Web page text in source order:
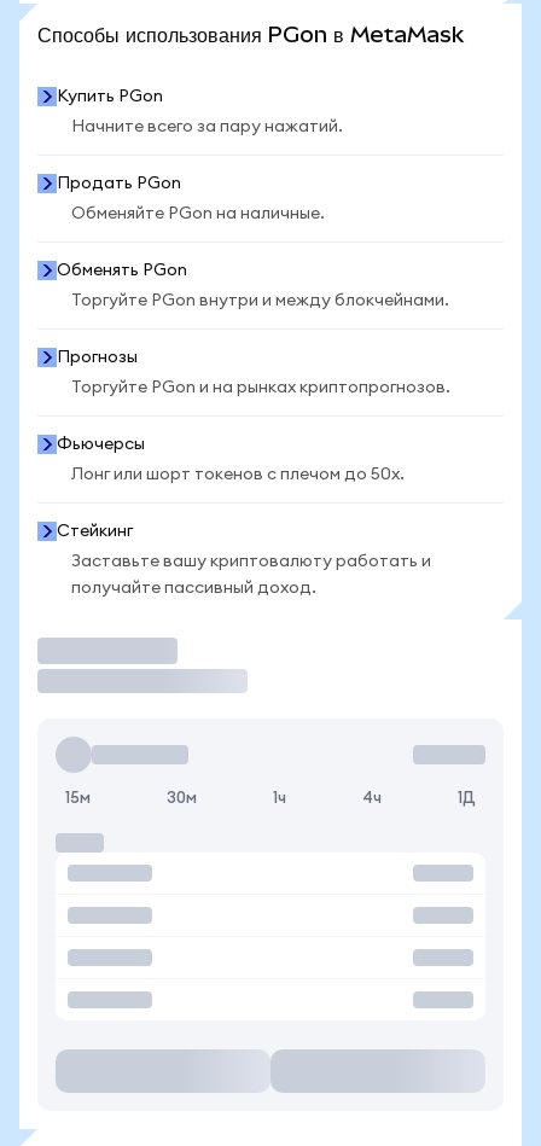
Способы использования PGon в MetaMask
Купить PGon
Начните всего за пару нажатий.
Продать PGon
Обменяйте PGon на наличные.
Обменять PGon
Торгуйте PGon внутри и между блокчейнами.
Прогнозы
Торгуйте PGon и на рынках криптопрогнозов.
Фьючерсы
Лонг или шорт токенов с плечом до 50x.
Стейкинг
Заставьте вашу криптовалюту работать и
получайте пассивный доход.
15м 30м 1ч 4ч 1Д